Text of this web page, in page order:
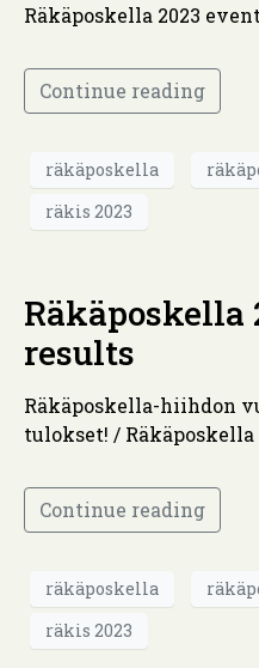
Räkäposkella 2023
Continue reading
räkäposkella
räkis 2023
Räkäposkella
results
Räkäposkella-hiihdon
tulokset! /
Continue reading
räkäposkella
räkis 2023